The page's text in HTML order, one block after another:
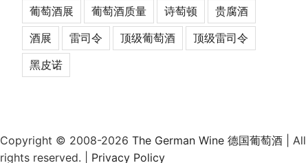
葡萄酒展
葡萄酒质量 诗萄顿
贵腐酒
酒展
雷司令 顶级葡萄酒
顶级雷司令
黑皮诺
Copyright © 2008-2026 The German Wine 德国葡萄酒 | All
rights reserved. | Privacy Policy